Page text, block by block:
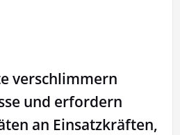
verschlimmern
und erfordern
an Einsatzkräften,